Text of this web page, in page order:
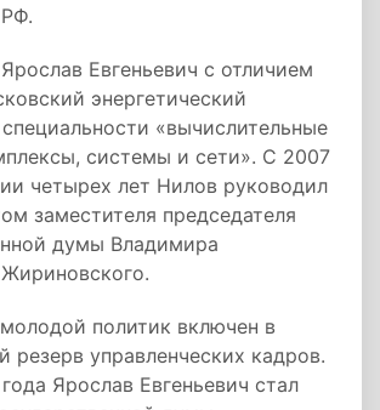
Евгеньевич с отличием
энергетический
«вычислительные
системы и сети». С 2007
четырех лет Нилов руководил
заместителя председателя
думы Владимира
политик включен в
резерв управленческих кадров.
Ярослав Евгеньевич стал